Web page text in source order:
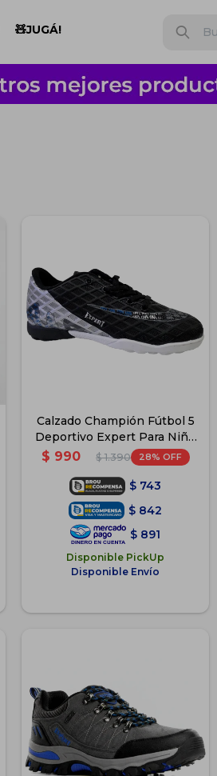
🧸JUGÁ!
Calzado Champión Fútbol 5
Deportivo Expert Para Niño
Niña - Negro Gris
$ 990 $ 1.390 28
$ 743
$ 842
$ 891
Disponible PickUp
Disponible Envío